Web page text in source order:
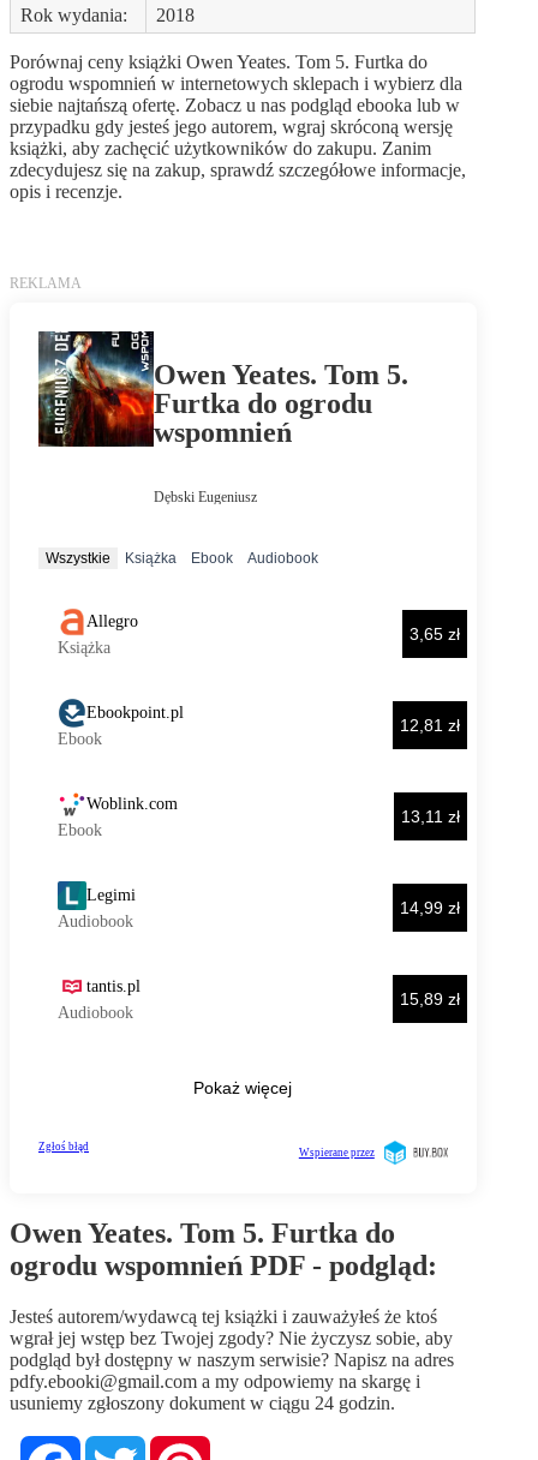
Rok wydania:
2018
Porównaj ceny książki Owen Yeates. Tom 5. Furtka do
ogrodu wspomnień w internetowych sklepach i wybierz dla
siebie najtańszą ofertę. Zobacz u nas podgląd ebooka lub w
przypadku gdy jesteś jego autorem, wgraj skróconą wersję
książki, aby zachęcić użytkowników do zakupu. Zanim
zdecydujesz się na zakup, sprawdź szczegółowe informacje,
opis i recenzje.
Owen Yeates. Tom 5. Furtka do
ogrodu wspomnień PDF - podgląd:
Jesteś autorem/wydawcą tej książki i zauważyłeś że ktoś
wgrał jej wstęp bez Twojej zgody? Nie życzysz sobie, aby
podgląd był dostępny w naszym serwisie? Napisz na adres
pdfy.ebooki@gmail.com a my odpowiemy na skargę i
usuniemy zgłoszony dokument w ciągu 24 godzin.
FacebookTwitter